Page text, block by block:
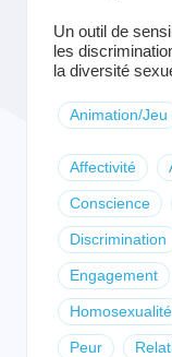
Un outil de
les
la diversité
Animation/Jeu
Affectivité
Conscience
Discrimination
Engagement
Homosexualité
Peur